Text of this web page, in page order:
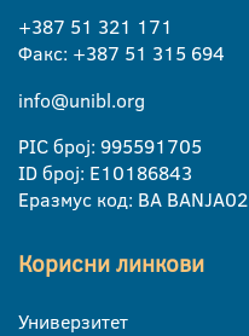
+387 51 321 171
Факс: +387 51 315 694
info@unibl.org
PIC број: 995591705
ID број: E10186843
Еразмус код: BA BANJA02
Корисни линкови
Универзитет